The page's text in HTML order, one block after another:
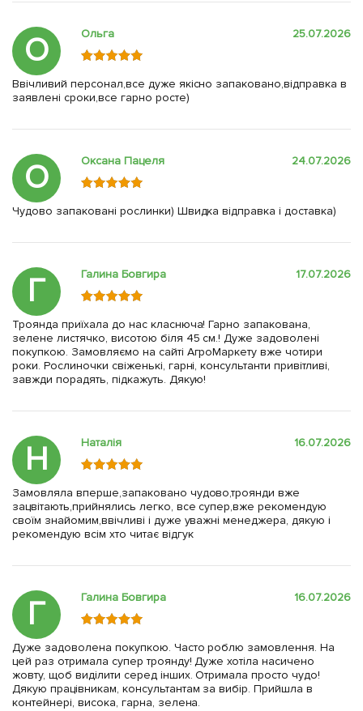
О Ольга 25.07.2026
Ввічливий персонал,все дуже якісно запаковано,відправка в
заявлені сроки,все гарно росте)
О Оксана Пацеля 24.07.2026
Чудово запаковані рослинки) Швидка відправка і доставка)
Г Галина Бовгира 17.07.2026
Троянда приїхала до нас класнюча! Гарно запакована,
зелене листячко, висотою біля 45 см.! Дуже задоволені
покупкою. Замовляємо на сайті АгроМаркету вже чотири
роки. Рослиночки свіженькі, гарні, консультанти привітливі,
завжди порадять, підкажуть. Дякую!
Н Наталія 16.07.2026
Замовляла вперше,запаковано чудово,троянди вже
зацвітають,прийнялись легко, все супер,вже рекомендую
своїм знайомим,ввічливі і дуже уважні менеджера, дякую і
рекомендую всім хто читає відгук
Г Галина Бовгира 16.07.2026
Дуже задоволена покупкою. Часто роблю замовлення. На
цей раз отримала супер троянду! Дуже хотіла насичено
жовту, щоб виділити серед інших. Отримала просто чудо!
Дякую працівникам, консультантам за вибір. Прийшла в
контейнері, висока, гарна, зелена.